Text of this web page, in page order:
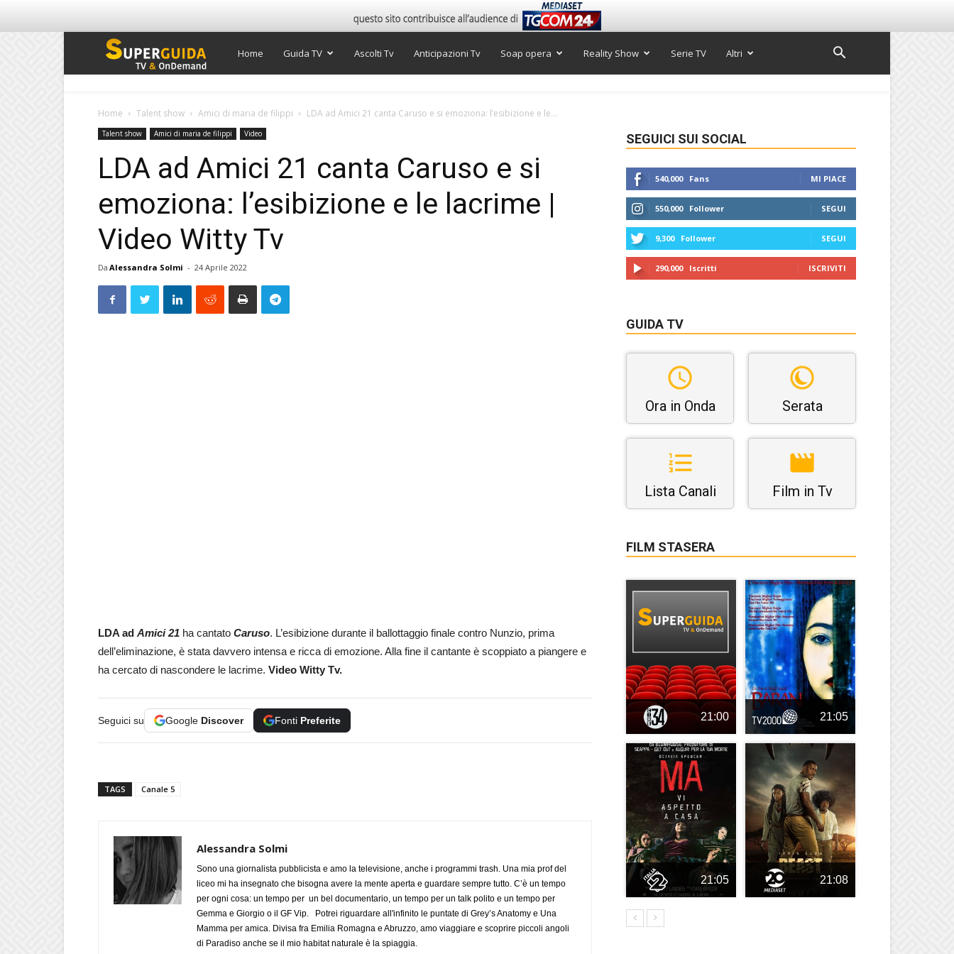
Super
TV
Home Guida TV Ascolti Tv Anticipazioni Tv Soap opera Reality Show Serie TV Altri
Home Talent show Amici di maria de filippi LDA ad Amici 21 canta Caruso e si emoziona: l’esibizione e le...
Talent show Amici di maria de filippi Video
LDA ad Amici 21 canta Caruso e si
emoziona: l’esibizione e le lacrime |
Video Witty Tv
Da Alessandra Solmi - 24 Aprile 2022
LDA ad Amici 21 ha cantato Caruso. L’esibizione durante il ballottaggio finale contro Nunzio, prima
dell’eliminazione, è stata davvero intensa e ricca di emozione. Alla fine il cantante è scoppiato a piangere e
ha cercato di nascondere le lacrime. Video Witty Tv.
Seguici su Google Discover Fonti Preferite
TAGS Canale 5
Alessandra Solmi
Sono una giornalista pubblicista e amo la televisione, anche i programmi trash. Una mia prof del
liceo mi ha insegnato che bisogna avere la mente aperta e guardare sempre tutto. C’è un tempo
per ogni cosa: un tempo per un bel documentario, un tempo per un talk polito e un tempo per
Gemma e Giorgio o il GF Vip. Potrei riguardare all'infinito le puntate di Grey’s Anatomy e Una
Mamma per amica. Divisa fra Emilia Romagna e Abruzzo, amo viaggiare e scoprire piccoli angoli
di Paradiso anche se il mio habitat naturale è la spiaggia.
SEGUICI SUI SOCIAL
540,000 Fans MI PIACE
550,000 Follower SEGUI
9,300 Follower SEGUI
290,000 Iscritti ISCRIVITI
GUIDA TV
Ora in Onda Serata
Lista Canali Film in Tv
FILM STASERA
21:00 21:05
21:05 21:08